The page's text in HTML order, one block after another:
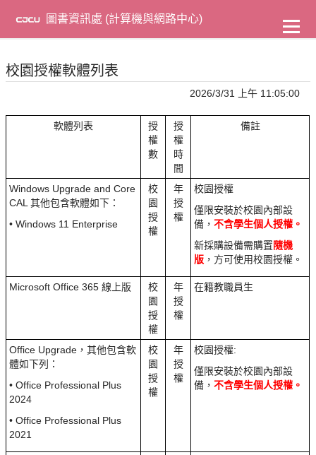
主
容
圖書資訊處 (計算機與網路中心)
校園授權軟體列表
2026/3/31 上午 11:05:00
軟體列表
授
權
數
授
權
時
間
備註
Windows Upgrade and Core
CAL 其他包含軟體如下：
• Windows 11 Enterprise
校
園
授
權
年
授
權
校園授權
僅限安裝於校園內部設
備，不含學生個人授權。
新採購設備需購置隨機
版 ，方可使用校園授權。
Microsoft Office 365 線上版
校
園
授
權
年
授
權
在籍教職員生
Office Upgrade，其他包含軟
體如下列：
• Office Professional Plus
2024
• Office Professional Plus
2021
校
園
授
權
年
授
權
校園授權:
僅限安裝於校園內部設
備，不含學生個人授權。